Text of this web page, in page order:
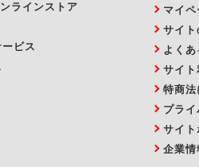
ラインストア
ビス
マイペ
サイト
よく
サイト
特商
プラ
サイト
企業情